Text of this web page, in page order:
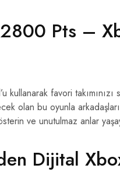
Pts –
favori takımınızı
olan bu oyunla
ve unutulmaz anlar
Dijital